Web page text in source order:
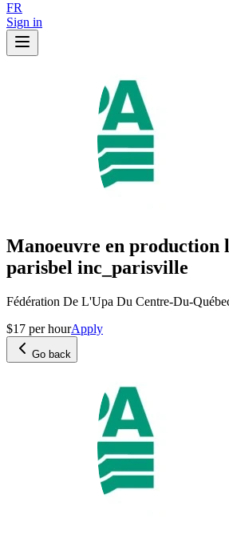
FR
Sign in
Manoeuvre en production
parisbel inc_parisville
Fédération De L'Upa Du Centre-Du-
$17 per hourApply
Go back